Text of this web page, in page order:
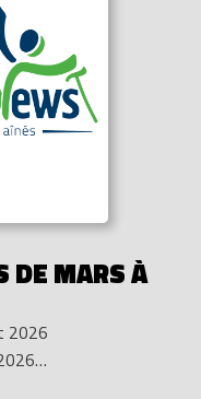
DE MARS À
2026